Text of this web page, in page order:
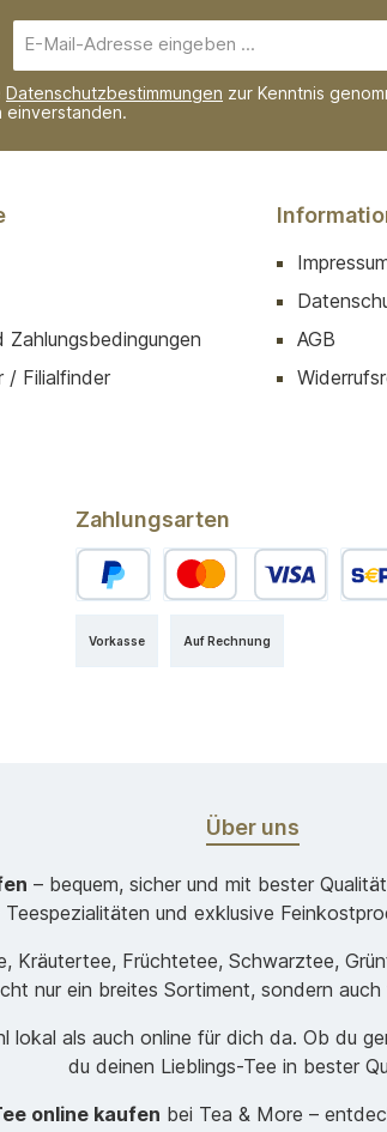
Mail-
Adresse*
Datenschutzbestimmungen zur Kenntnis
einverstanden.
Zahlungsbedingungen
/ Filialfinder
AGB
Zahlungsarten
Auf Rechnung
Vorkasse
Über uns
– bequem, sicher und mit bester
und exklusive
Früchtetee, Schwarztee,
nur ein breites Sortiment, sondern
lokal als auch online für dich da. Ob du
du deinen Lieblings-Tee in bester
online kaufen bei Tea & More –